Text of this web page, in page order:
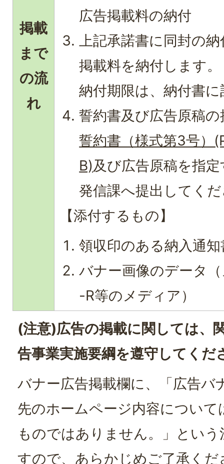
掲載
まで
の流
れ
広告掲載料の納付
上記承諾書に同封の
掲載料を納付します。
納付期限は、納付書
誓約書及び広告原稿の
誓約書（様式第3号）
B)及び広告原稿を指
発信課へ提出してく
【添付するもの】
領収印のある納入通
バナー画像のデータ
-R等のメディア）
(注意)広告の掲載に関しては、
告事業実施要綱を遵守してくだ
バナー広告掲載欄に、「広告バ
先のホームページ内容について
ものではありません。」とい
すので、あらかじめご了承くだ